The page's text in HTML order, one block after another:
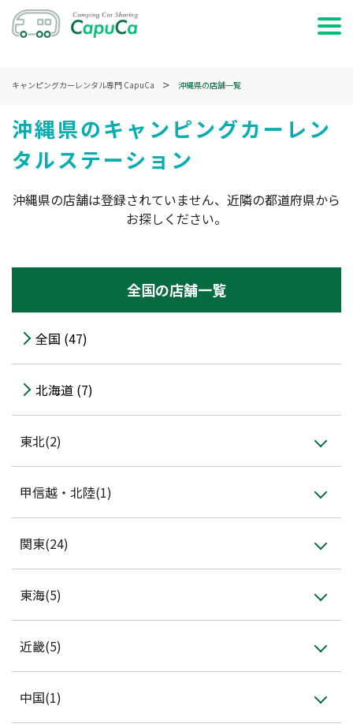
車両で検索する
特集・記事を読む
ログイン
キャンピングカーレンタル専門 CapuCa 沖縄県の店舗一覧
沖縄県のキャンピングカーレン
タルステーション
沖縄県の店舗は登録されていません、近隣の都道府県から
お探しください。
全国の店舗一覧
全国 (47)
北海道 (7)
東北(2)
甲信越・北陸(1)
関東(24)
東海(5)
近畿(5)
中国(1)